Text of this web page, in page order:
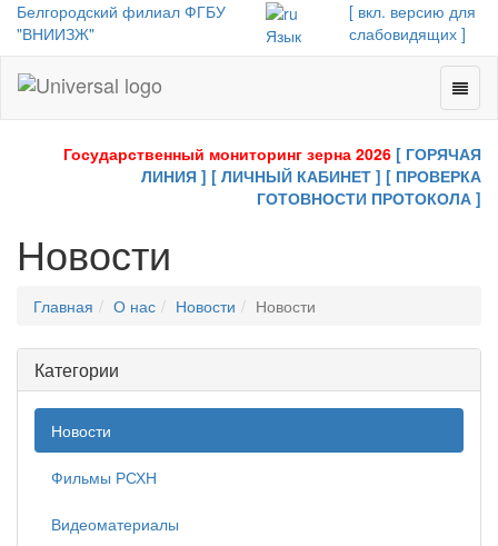
Белгородский филиал ФГБУ
"ВНИИЗЖ"
Язык
[ вкл. версию для
слабовидящих ]
-
Toggle
Государственный мониторинг зерна 2026 [ ГОРЯЧАЯ
ЛИНИЯ ] [ ЛИЧНЫЙ КАБИНЕТ ] [ ПРОВЕРКА
ГОТОВНОСТИ ПРОТОКОЛА ]
Новости
Главная О нас Новости Новости
Категории
Новости
Фильмы РСХН
Видеоматериалы